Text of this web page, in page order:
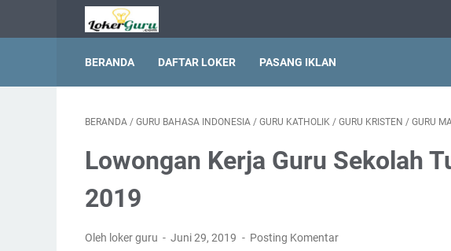
BERANDA DAFTAR LOKER PASANG IKLAN
BERANDA / GURU BAHASA INDONESIA / GURU KATHOLIK / GURU KRISTEN / GURU
Lowongan Kerja Guru Sekolah
2019
Oleh loker guru Juni 29, 2019 Posting Komentar